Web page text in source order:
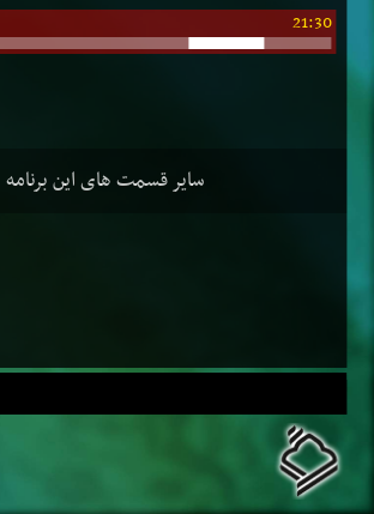
21:30
سایر قسمت های این برنامه